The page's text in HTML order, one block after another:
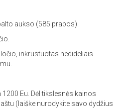
aukso (585 prabos).
inkrustuotas nedideliais
Eu. Dėl tikslesnės kainos
(laiške nurodykite savo dydžius